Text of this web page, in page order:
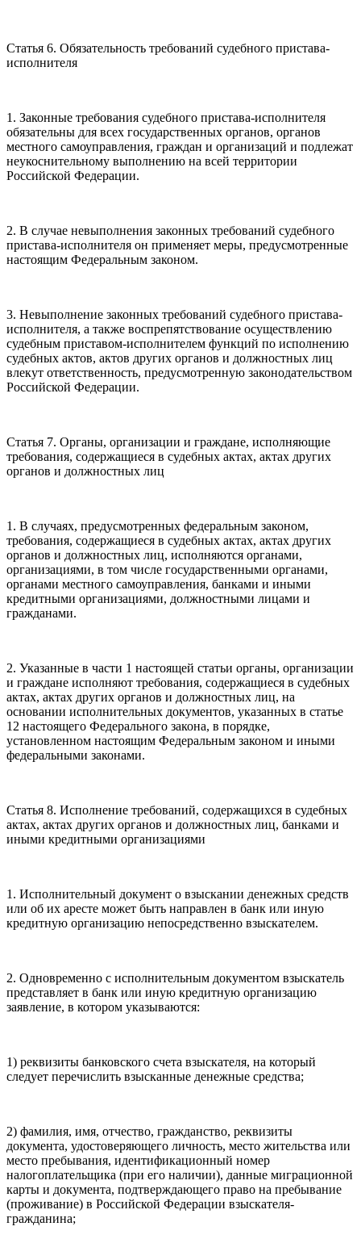
Статья 6. Обязательность требований судебного пристава-
исполнителя
1. Законные требования судебного пристава-исполнителя
обязательны для всех государственных органов, органов
местного самоуправления, граждан и организаций и подлежат
неукоснительному выполнению на всей территории
Российской Федерации.
2. В случае невыполнения законных требований судебного
пристава-исполнителя он применяет меры, предусмотренные
настоящим Федеральным законом.
3. Невыполнение законных требований судебного пристава-
исполнителя, а также воспрепятствование осуществлению
судебным приставом-исполнителем функций по исполнению
судебных актов, актов других органов и должностных лиц
влекут ответственность, предусмотренную законодательством
Российской Федерации.
Статья 7. Органы, организации и граждане, исполняющие
требования, содержащиеся в судебных актах, актах других
органов и должностных лиц
1. В случаях, предусмотренных федеральным законом,
требования, содержащиеся в судебных актах, актах других
органов и должностных лиц, исполняются органами,
организациями, в том числе государственными органами,
органами местного самоуправления, банками и иными
кредитными организациями, должностными лицами и
гражданами.
2. Указанные в части 1 настоящей статьи органы, организации
и граждане исполняют требования, содержащиеся в судебных
актах, актах других органов и должностных лиц, на
основании исполнительных документов, указанных в статье
12 настоящего Федерального закона, в порядке,
установленном настоящим Федеральным законом и иными
федеральными законами.
Статья 8. Исполнение требований, содержащихся в судебных
актах, актах других органов и должностных лиц, банками и
иными кредитными организациями
1. Исполнительный документ о взыскании денежных средств
или об их аресте может быть направлен в банк или иную
кредитную организацию непосредственно взыскателем.
2. Одновременно с исполнительным документом взыскатель
представляет в банк или иную кредитную организацию
заявление, в котором указываются:
1) реквизиты банковского счета взыскателя, на который
следует перечислить взысканные денежные средства;
2) фамилия, имя, отчество, гражданство, реквизиты
документа, удостоверяющего личность, место жительства или
место пребывания, идентификационный номер
налогоплательщика (при его наличии), данные миграционной
карты и документа, подтверждающего право на пребывание
(проживание) в Российской Федерации взыскателя-
гражданина;